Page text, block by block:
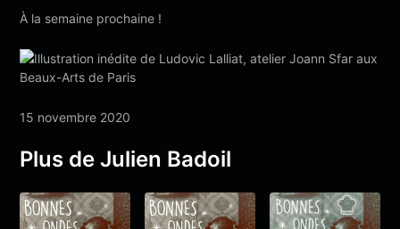
À la semaine prochaine !
15 novembre 2020
Plus de Julien Badoil